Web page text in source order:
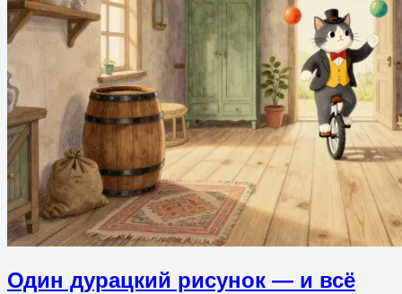
Один дурацкий рисунок — и всё